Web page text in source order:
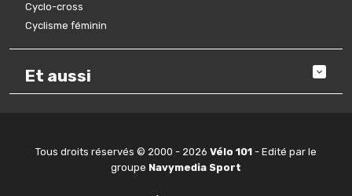
Cyclo-cross
Cyclisme féminin
Et aussi
Tous droits réservés © 2000 - 2026 Vélo 101 - Edité par le
groupe Navymedia Sport